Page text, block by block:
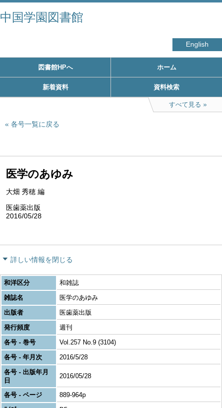
中国学園図書館
English
図書館HPへ ホーム
新着資料 資料検索
すべて見る
各号一覧に戻る
医学のあゆみ
大畑 秀穂 編
医歯薬出版
2016/05/28
詳しい情報を閉じる
和洋区分
和雑誌
雑誌名
医学のあゆみ
出版者
医歯薬出版
発行頻度
週刊
各号 - 巻号
Vol.257 No.9 (3104)
各号 - 年月次
2016/5/28
各号 - 出版年月
日
2016/05/28
各号 - ページ
889-964p